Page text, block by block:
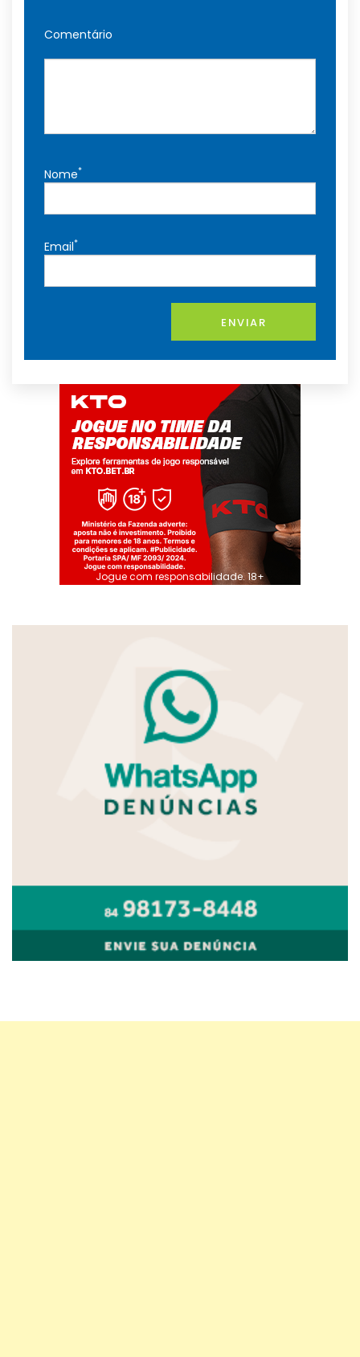
Comentário
Nome*
Email*
ENVIAR
Jogue com responsabilidade. 18+